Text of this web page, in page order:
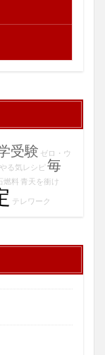
受験 ゼロ・ウ
やる気レシピ 毎
燃料 青天を衝け
テレワーク